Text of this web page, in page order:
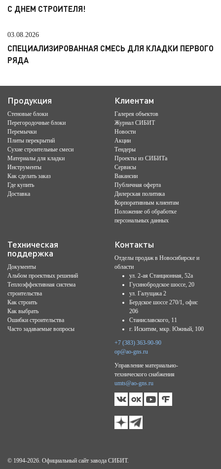
С ДНЕМ СТРОИТЕЛЯ!
03.08.2026
СПЕЦИАЛИЗИРОВАННАЯ СМЕСЬ ДЛЯ КЛАДКИ ПЕРВОГО
РЯДА
© 1994-2026. Официальный сайт завода СИБИТ.
Продукция
Стеновые блоки
Перегородочные блоки
Перемычки
Плиты перекрытий
Сухие строительные смеси
Материалы для кладки
Инструменты
Как сделать заказ
Где купить
Доставка
Клиентам
Галерея объектов
Журнал СИБИТ
Новости
Акции
Тендеры
Проекты из СИБИТа
Сервисы
Вакансии
Публичная оферта
Дилерская политика
Корпоративным клиентам
Положение об обработке
персональных данных
Техническая
поддержка
Документы
Альбом проектных решений
Теплоэффективная система
строительства
Как строить
Как выбрать
Ошибки строительства
Часто задаваемые вопросы
Контакты
Отделы продаж в Новосибирске и
области
ул. 2-ая Станционная, 52а
Гусинобродское шоссе, 20
ул. Галущака 2
Бердское шоссе 270/1, офис
206
Станиславского, 11
г. Искитим, мкр. Южный, 100
+7 (383) 363-90-90
op@ao-gns.ru
Управление материально-
технического снабжения
umts@ao-gns.ru